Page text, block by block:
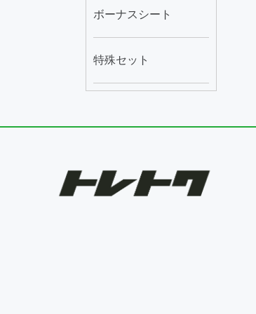
ボーナスシート
特殊セット